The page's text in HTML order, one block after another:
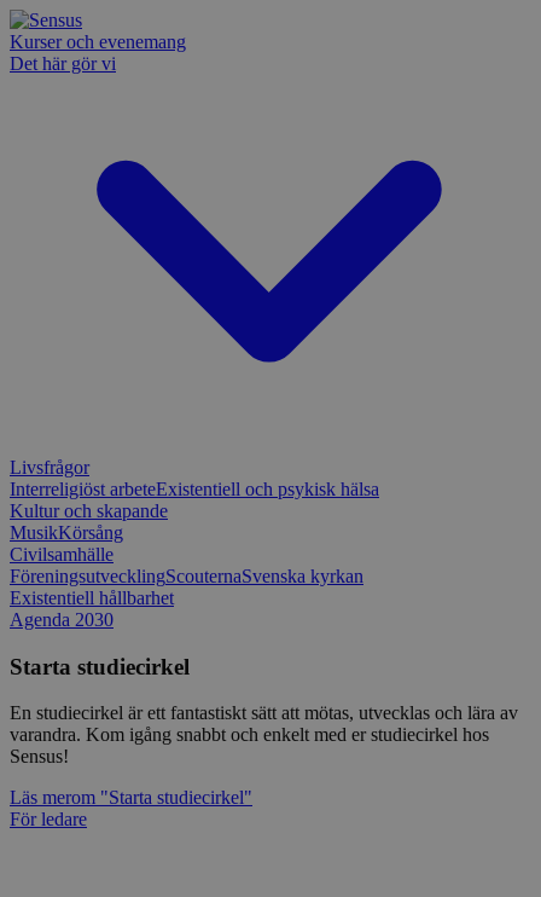
Kurser och evenemang
Det här gör vi
Livsfrågor
Interreligiöst arbeteExistentiell och psykisk hälsa
Kultur och skapande
MusikKörsång
Civilsamhälle
FöreningsutvecklingScouternaSvenska kyrkan
Existentiell hållbarhet
Agenda 2030
Starta studiecirkel
En studiecirkel är ett fantastiskt sätt att mötas, utvecklas och lära av
varandra. Kom igång snabbt och enkelt med er studiecirkel hos
Sensus!
Läs merom "Starta studiecirkel"
För ledare